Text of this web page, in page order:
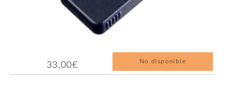
33,00€ No disponible